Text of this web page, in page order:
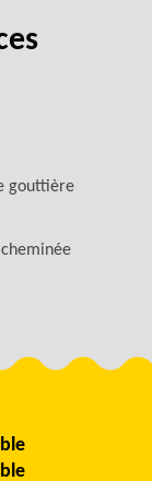
gouttière